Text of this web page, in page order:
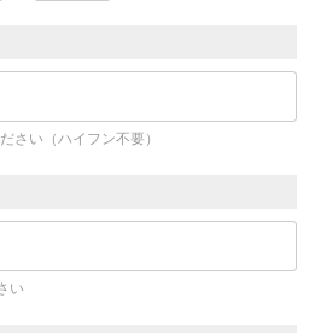
さい（ハイフン不要）
い